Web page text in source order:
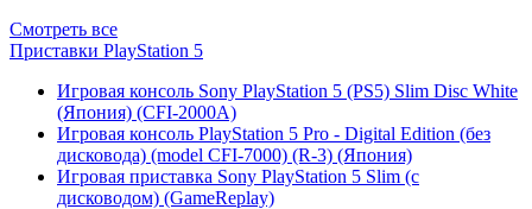
Смотреть все
Приставки PlayStation 5
Игровая консоль Sony PlayStation 5 (PS5) Slim Disc White
(Япония) (CFI-2000A)
Игровая консоль PlayStation 5 Pro - Digital Edition (без
дисковода) (model CFI-7000) (R-3) (Япония)
Игровая приставка Sony PlayStation 5 Slim (с
дисководом) (GameReplay)